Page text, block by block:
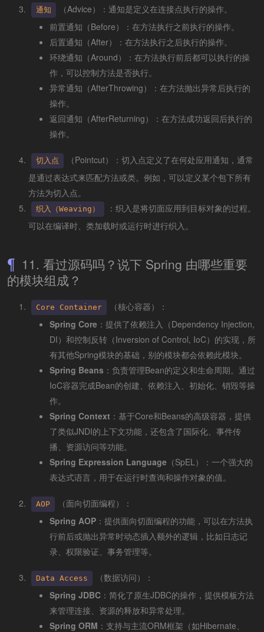
通知
（Advice）：通知是定义在连接点执行的操作。
前置通知（Before）：在方法执行之前执行的操作。
后置通知（After）：在方法执行之后执行的操作。
环绕通知（Around）：在方法执行前后都可以执行的操
作，可以控制方法是否执行。
异常通知（AfterThrowing）：在方法抛出异常后执行的
操作。
返回通知（AfterReturning）：在方法成功返回后执行的
操作。
切入点
（Pointcut）：切入点定义了在何处应用通知，通常
是通过表达式来匹配方法或类。例如，可以定义某个包下所有
方法为切入点。
织入（Weaving）
：织入是将切面应用到目标对象的过程。
可以在编译时、类加载时或运行时进行织入。
11. 看过源码吗？说下 Spring 由哪些重要
的模块组成？
Core Container
（核心容器）：
Spring Core ：提供了依赖注入（Dependency Injection,
DI）和控制反转（Inversion of Control, IoC）的实现，所
有其他Spring模块的基础，别的模块都会依赖此模块。
Spring Beans ：负责管理Bean的定义和生命周期。通过
IoC容器完成Bean的创建、依赖注入、初始化、销毁等操
作。
Spring Context ：基于Core和Beans的高级容器，提供
了类似JNDI的上下文功能，还包含了国际化、事件传
播、资源访问等功能。
Spring Expression Language （SpEL）：一个强大的
表达式语言，用于在运行时查询和操作对象的值。
AOP
（面向切面编程）：
Spring AOP ：提供面向切面编程的功能，可以在方法执
行前后或抛出异常时动态插入额外的逻辑，比如日志记
录、权限验证、事务管理等。
Data Access
（数据访问）：
Spring JDBC ：简化了原生JDBC的操作，提供模板方法
来管理连接、资源的释放和异常处理。
Spring ORM ：支持与主流ORM框架（如Hibernate、